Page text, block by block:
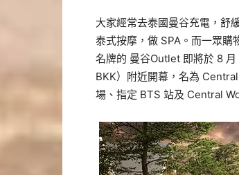
大家經常去泰國曼谷充電，舒
泰式按摩，做 SPA。而一眾
名牌的 曼谷Outlet 即將於 8
BKK）附近開幕，名為
場、指定 BTS 站及 Central